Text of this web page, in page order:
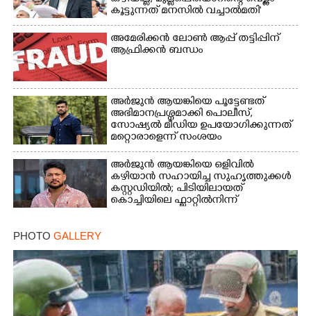
കൂട്ടുന്നത് മനസിൽ വച്ചാൽമതി'
അമേരിക്കൻ ലോൺ ആപ്പ് തട്ടിപ്പിന്
ആഫ്രിക്കൻ ബന്ധം
അർജുൻ ആയങ്കിയെ പൂട്ടേണ്ടത്
അഭിമാനപ്രശ്നമാക്കി പൊലീസ്,
സാേഷ്യൽ മീഡിയ ഉപയോഗിക്കുന്നത്
മറ്റൊരാളെന്ന് സംശയം
അർജുൻ ആയങ്കിയെ ഒളിവിൽ
കഴിയാൻ സഹായിച്ച സുഹൃത്തുക്കൾ
കസ്റ്റഡിയിൽ; പിടിയിലായത്
കൊച്ചിയിലെ ഫ്ലാറ്റിൽനിന്ന്
PHOTO GALLERY
Share this link